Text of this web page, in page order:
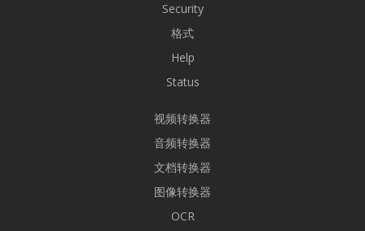
Security
格式
Help
Status
视频转换器
音频转换器
文档转换器
图像转换器
OCR